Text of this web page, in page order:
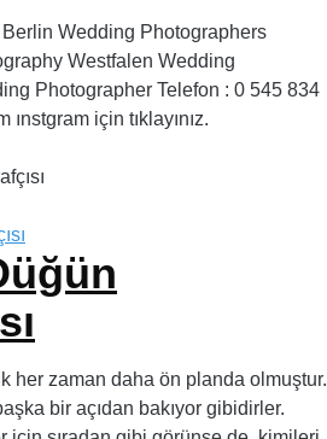
Wedding Photographers
Westfalen Wedding
Photographer Telefon : 0 545 834
için tıklayınız.
her zaman daha ön planda olmuştur.
bir açıdan bakıyor gibidirler.